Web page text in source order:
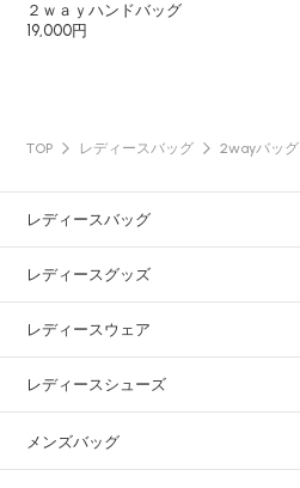
２ｗａｙハンドバッグ
19,000円
TOP レディースバッグ 2wayバッグ
レディースバッグ
レディースグッズ
レディースウェア
レディースシューズ
メンズバッグ